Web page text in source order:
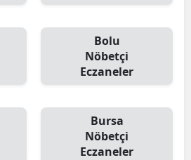
Bolu
Nöbetçi
Eczaneler
Bursa
Nöbetçi
Eczaneler